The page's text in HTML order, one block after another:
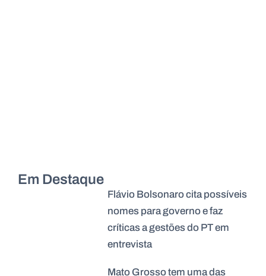
Em Destaque
Flávio Bolsonaro cita possíveis
nomes para governo e faz
críticas a gestões do PT em
entrevista
Mato Grosso tem uma das